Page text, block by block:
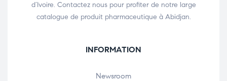
d’Ivoire. Contactez nous pour profiter de notre large
catalogue de produit pharmaceutique à Abidjan.
INFORMATION
Newsroom